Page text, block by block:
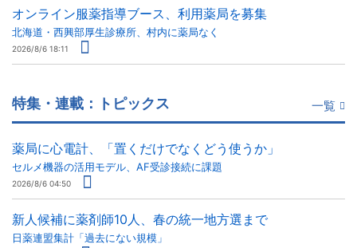
オンライン服薬指導ブース、利用薬局を募集
北海道・西興部厚生診療所、村内に薬局なく
2026/8/6 18:11
特集・連載：トピックス 一覧
薬局に心電計、「置くだけでなくどう使うか」
セルメ機器の活用モデル、AF受診接続に課題
2026/8/6 04:50
新人候補に薬剤師10人、春の統一地方選まで
日薬連盟集計「過去にない規模」